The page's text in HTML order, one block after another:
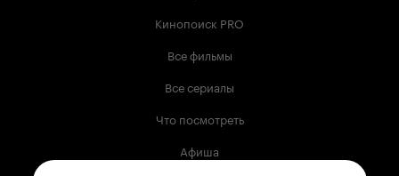
Кинопоиск PRO
Все фильмы
Все сериалы
Что посмотреть
Афиша